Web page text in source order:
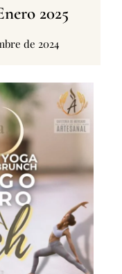
2025
de 2024